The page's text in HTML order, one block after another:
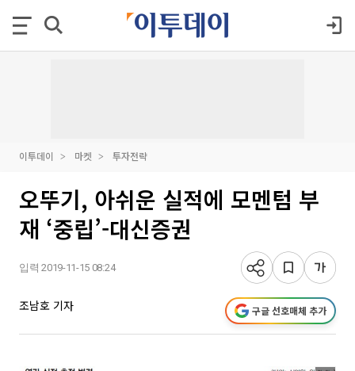
이투데이 마켓 투자전략
오뚜기, 아쉬운 실적에 모멘텀 부
재 ‘중립’-대신증권
입력 2019-11-15 08:24
조남호 기자 구글 선호매체 추가